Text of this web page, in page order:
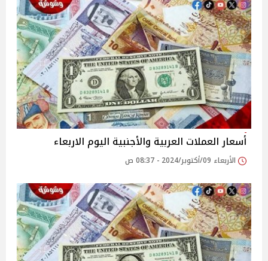
أسعار العملات العربية والأجنبية اليوم الاربعاء
الأربعاء 09/أكتوبر/2024 - 08:37 ص